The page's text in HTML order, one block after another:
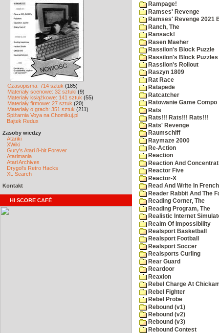
Czasopisma: 714 sztuk (185)
Materiały scenowe: 32 sztuki (9)
Materiały książkowe: 141 sztuk (55)
Materiały firmowe: 27 sztuk (20)
Materiały o grach: 351 sztuk (211)
Spiżarnia Voya na Chomikuj.pl
Bajtek Redux
Zasoby wiedzy
Atariki
XWiki
Gury's Atari 8-bit Forever
Atarimania
Atari Archives
Drygol's Retro Hacks
XL Search
Kontakt
HI SCORE CAFÉ
Rampage!
Ramses' Revenge
Ramses' Revenge 2021
Ranch, The
Ransack!
Rasen Maeher
Rassilon's Block Puzzle
Rassilon's Block Puzzles
Rassilon's Rollout
Raszyn 1809
Rat Race
Ratapede
Ratcatcher
Ratowanie Game Compo
Rats
Rats!!! Rats!!! Rats!!!
Rats' Revenge
Raumschiff
Raymaze 2000
Re-Action
Reaction
Reaction And
Reactor Five
Reactor-X
Read And Write In
Reader Rabbit And The
Reading Corner, The
Reading Program, The
Realistic Internet
Realm Of Impossibility
Realsport Basketball
Realsport Football
Realsport Soccer
Realsports Curling
Rear Guard
Reardoor
Reaxion
Rebel Charge At
Rebel Fighter
Rebel Probe
Rebound (v1)
Rebound (v2)
Rebound (v3)
Rebound Contest